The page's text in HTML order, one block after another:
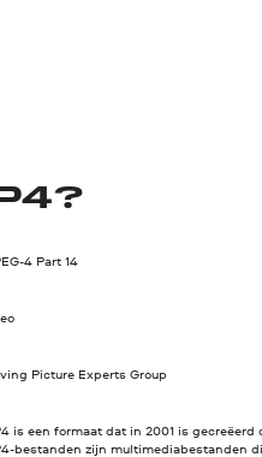
4 Part 14
Picture Experts Group
is een formaat dat in 2001 is gecreëerd
bestanden zijn multimediabestanden